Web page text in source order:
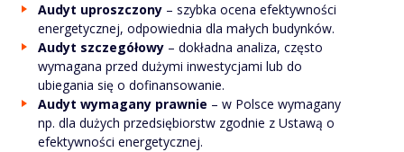
Audyt uproszczony– szybka ocena efektywności
energetycznej, odpowiednia dla małych budynków.
Audyt szczegółowy– dokładna analiza, często
wymagana przed dużymi inwestycjami lub do
ubiegania się o dofinansowanie.
Audyt wymagany prawnie – w Polsce wymagany
np. dla dużych przedsiębiorstw zgodnie z Ustawą o
efektywności energetycznej.